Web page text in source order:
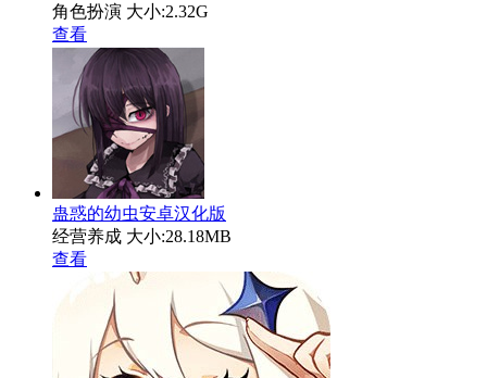
角色扮演 大小:2.32G
查看
蛊惑的幼虫安卓汉化版
经营养成 大小:28.18MB
查看